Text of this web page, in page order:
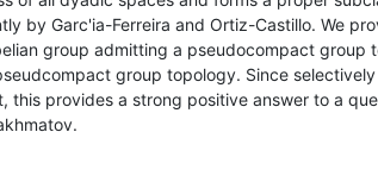
by Garc'ia-Ferreira and Ortiz-Castillo. We
group admitting a pseudocompact
group topology. Since
this provides a strong positive answer to a